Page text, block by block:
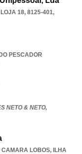
18, 8125-401,
PESCADOR
NETO & NETO,
CAMARA LOBOS, ILHA